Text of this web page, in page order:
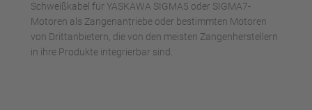
Schweißkabel für YASKAWA SIGMA5 oder SIGMA7-
Motoren als Zangenantriebe oder bestimmten Motoren
von Drittanbietern, die von den meisten Zangenherstellern
in ihre Produkte integrierbar sind.